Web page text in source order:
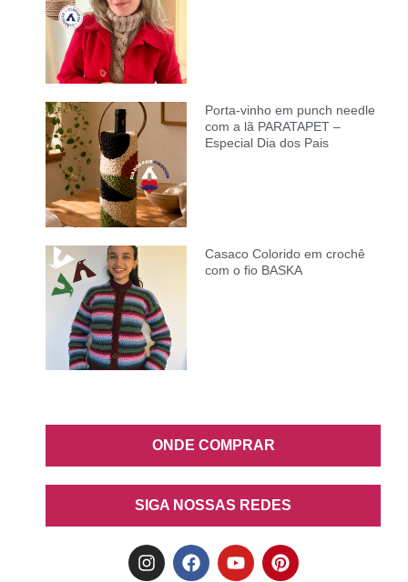
Porta-vinho em punch needle
com a lã PARATAPET –
Especial Dia dos Pais
Casaco Colorido em crochê
com o fio BASKA
ONDE COMPRAR
SIGA NOSSAS REDES